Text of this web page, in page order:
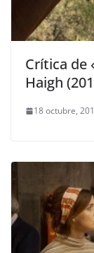
Crítica de
Haigh
18 octubre,